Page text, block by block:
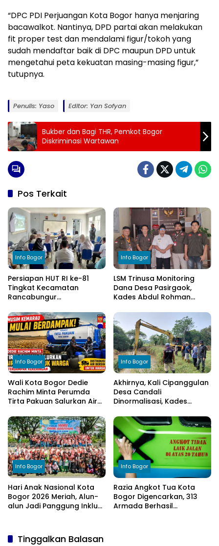
“DPC PDI Perjuangan Kota Bogor hanya menjaring
bacawalkot. Nantinya, DPD partai akan melakukan
fit proper test dan mendalami figur/tokoh yang
sudah mendaftar baik di DPC maupun DPD untuk
mengetahui peta kekuatan masing-masing figur,”
tutupnya.
Penulis: Yaso Editor: Yan Sofyan
Bukber dan Bagi THR, Pemkot Bogor
Diskriminasi Wartawan
Pos Terkait
Info Bogor
Persiapan HUT RI ke-81
Tingkat Kecamatan
Rancabungur
Cimulang, Libatkan Seluruh
Elemen Masyarakat
Info Bogor
LSM Trinusa Monitoring
Dana Desa Pasirgaok,
Kades Abdul Rohman
Transparansi Pengelolaan
Anggaran
Info Bogor
Wali Kota Bogor Dedie
Rachim Minta Perumda
Tirta Pakuan Salurkan Air
Terdampak Kekeringan
Info Bogor
Akhirnya, Kali Cipanggulan
Desa Candali
Dinormalisasi, Kades
kepada Bupati Bogor
Info Bogor
Hari Anak Nasional Kota
Bogor 2026 Meriah, Alun-
alun Jadi Panggung Inklusi
Info Bogor
Razia Angkot Tua Kota
Bogor Digencarkan, 313
Armada Berhasil
Tinggalkan Balasan